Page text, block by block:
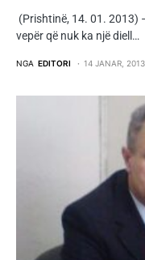
(Prishtinë, 14. 01. 2013)
vepër që nuk ka një diell…
NGA EDITORI 14 JANAR, 2013